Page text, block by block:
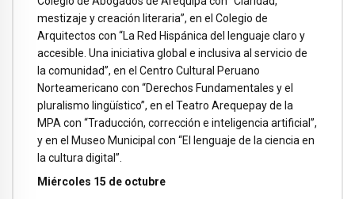
mestizaje y creación literaria”, en el Colegio de
Arquitectos con “La Red Hispánica del lenguaje claro y
accesible. Una iniciativa global e inclusiva al servicio de
la comunidad”, en el Centro Cultural Peruano
Norteamericano con “Derechos Fundamentales y el
pluralismo lingüístico”, en el Teatro Arequepay de la
MPA con “Traducción, corrección e inteligencia artificial”,
y en el Museo Municipal con “El lenguaje de la ciencia en
la cultura digital”.
Miércoles 15 de octubre